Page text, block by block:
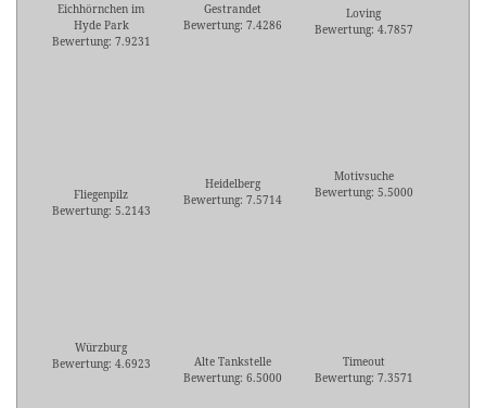
Eichhörnchen im
Hyde Park
Bewertung: 7.9231
Gestrandet
Bewertung: 7.4286
Loving
Bewertung: 4.7857
Fliegenpilz
Bewertung: 5.2143
Heidelberg
Bewertung: 7.5714
Motivsuche
Bewertung: 5.5000
Würzburg
Bewertung: 4.6923
Alte Tankstelle
Bewertung: 6.5000
Timeout
Bewertung: 7.3571